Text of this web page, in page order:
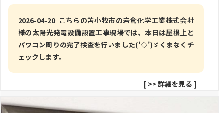
2026-04-20 こちらの苫小牧市の岩倉化学工業株式会社
様の太陽光発電設備設置工事現場では、本日は屋根上と
パワコン周りの完了検査を行いました('◇')ゞくまなくチ
ェックします。
[ >> 詳細を見る ]